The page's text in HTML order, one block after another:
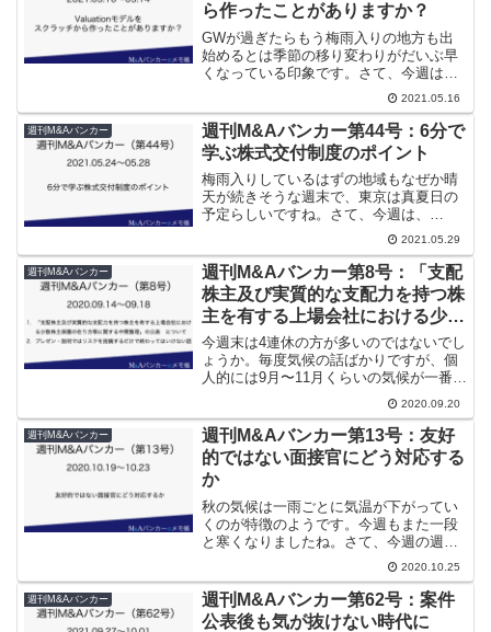
ら作ったことがありますか？
GWが過ぎたらもう梅雨入りの地方も出
始めるとは季節の移り変わりがだいぶ早
くなっている印象です。さて、今週は、
【M&A講座】Valuationモデルをスクラッ
チから作ったことがありますか？です。
【M&A講座】Valuationモデルをスクラ
ッ...
2021.05.16
週刊M&Aバンカー
週刊M&Aバンカー第44号：6分で
学ぶ株式交付制度のポイント
梅雨入りしているはずの地域もなぜか晴
天が続きそうな週末で、東京は真夏日の
予定らしいですね。さて、今週は、
【M&A講座】6分で学ぶ株式交付制度の
ポイントです。本年（2021年）4月1日以
降に実施される株式交付は法令・税制の
改正によって使いやす...
2021.05.29
週刊M&Aバンカー
週刊M&Aバンカー第8号：「支配
株主及び実質的な支配力を持つ株
主を有する上場会社における少数
株主保護の在り方等に関する中間
整理」の公表 について、他1本
今週末は4連休の方が多いのではないでし
ょうか。毎度気候の話ばかりですが、個
人的には9月〜11月くらいの気候が一番過
ごしやすくて好きなので、これからが楽
しみです。（春は気候は良いんですが花
粉がつらいですからね・・・）さて、今
週の週刊M&Aバン...
2020.09.20
週刊M&Aバンカー
週刊M&Aバンカー第13号：友好
的ではない面接官にどう対応する
か
秋の気候は一雨ごとに気温が下がってい
くのが特徴のようです。今週もまた一段
と寒くなりましたね。さて、今週の週刊
M&Aバンカー（第13号）は、【M&Aとキ
ャリア】友好的ではない面接官にどう対
応するかです。【M&Aとキャリア】友好
的ではない面接官...
2020.10.25
週刊M&Aバンカー
週刊M&Aバンカー第62号：案件
公表後も気が抜けない時代に